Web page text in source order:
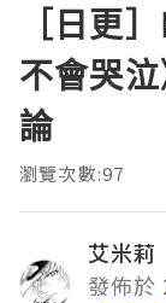
［日更
不會哭
論
瀏覽次數:97
艾米莉
發佈於